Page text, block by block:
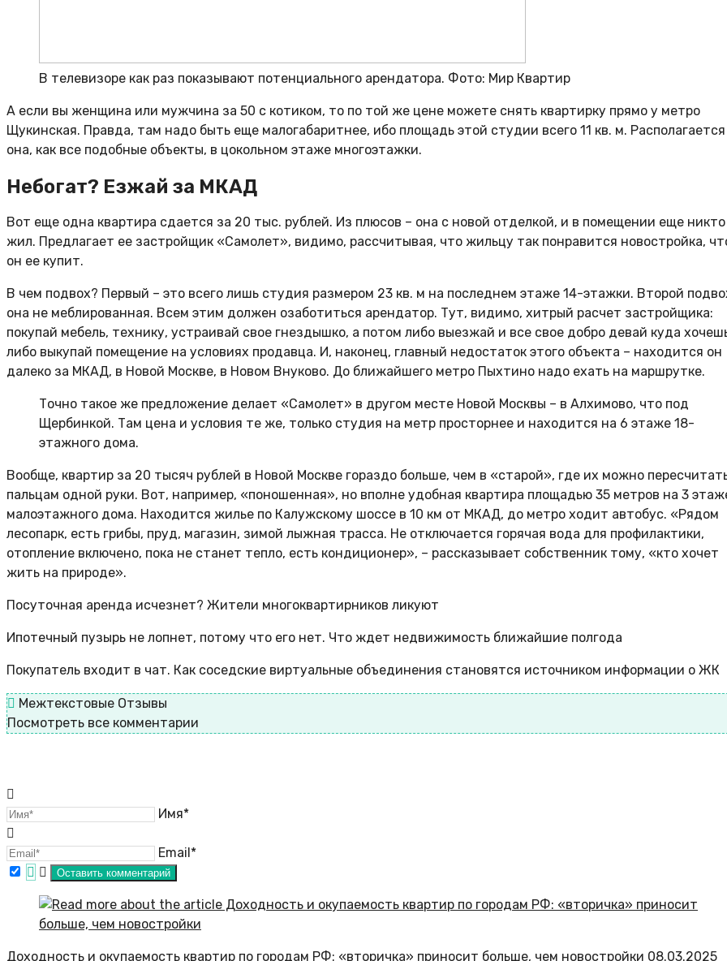
В телевизоре как раз показывают потенциального арендатора. Фото: Мир Квартир
А если вы женщина или мужчина за 50 с котиком, то по той же цене можете снять квартирку прямо у метро
Щукинская. Правда, там надо быть еще малогабаритнее, ибо площадь этой студии всего 11 кв. м. Располагается
она, как все подобные объекты, в цокольном этаже многоэтажки.
Небогат? Езжай за МКАД
Вот еще одна квартира сдается за 20 тыс. рублей. Из плюсов – она с новой отделкой, и в помещении еще
жил. Предлагает ее застройщик «Самолет», видимо, рассчитывая, что жильцу так понравится новостройка,
он ее купит.
В чем подвох? Первый – это всего лишь студия размером 23 кв. м на последнем этаже 14-этажки. Второй
она не меблированная. Всем этим должен озаботиться арендатор. Тут, видимо, хитрый расчет застройщика:
покупай мебель, технику, устраивай свое гнездышко, а потом либо выезжай и все свое добро девай куда
либо выкупай помещение на условиях продавца. И, наконец, главный недостаток этого объекта – находится он
далеко за МКАД, в Новой Москве, в Новом Внуково. До ближайшего метро Пыхтино надо ехать на маршрутке.
Точно такое же предложение делает «Самолет» в другом месте Новой Москвы – в Алхимово, что под
Щербинкой. Там цена и условия те же, только студия на метр просторнее и находится на 6 этаже 18-
этажного дома.
Вообще, квартир за 20 тысяч рублей в Новой Москве гораздо больше, чем в «старой», где их можно
пальцам одной руки. Вот, например, «поношенная», но вполне удобная квартира площадью 35 метров на 3
малоэтажного дома. Находится жилье по Калужскому шоссе в 10 км от МКАД, до метро ходит автобус. «Рядом
лесопарк, есть грибы, пруд, магазин, зимой лыжная трасса. Не отключается горячая вода для профилактики,
отопление включено, пока не станет тепло, есть кондиционер», – рассказывает собственник тому, «кто хочет
жить на природе».
Посуточная аренда исчезнет? Жители многоквартирников ликуют
Ипотечный пузырь не лопнет, потому что его нет. Что ждет недвижимость ближайшие полгода
Покупатель входит в чат. Как соседские виртуальные объединения становятся источником информации о ЖК
Межтекстовые Отзывы
Посмотреть все комментарии
Имя*
Email*
Доходность и окупаемость квартир по городам РФ: «вторичка» приносит больше, чем новостройки 08.03.2025